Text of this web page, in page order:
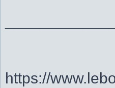
https://